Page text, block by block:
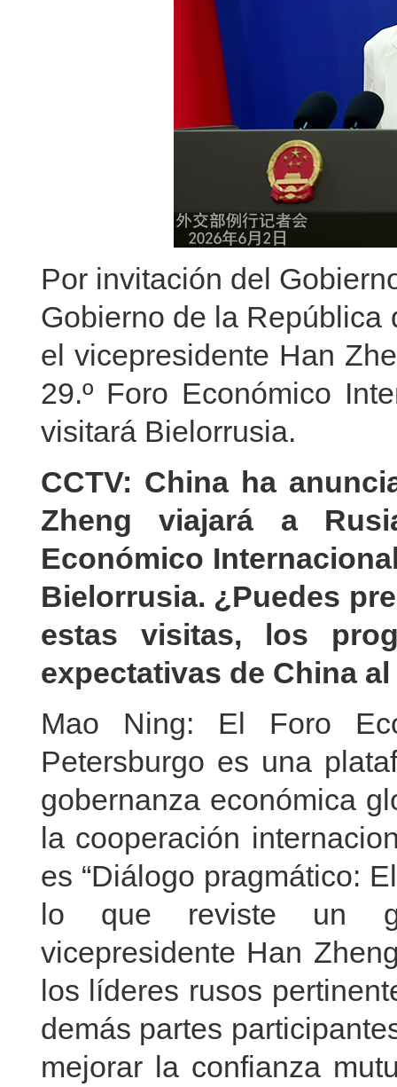
Por invitación del
Gobierno de la
el vicepresidente Han
29.º Foro Económico
visitará Bielorrusia.
CCTV: China ha
Zheng viajará a
Económico
Bielorrusia. ¿Puedes
estas visitas, los
expectativas de China
Mao Ning: El Foro
Petersburgo es una
gobernanza económica
la cooperación
es “Diálogo pragmático:
lo que reviste un
vicepresidente Han
los líderes rusos
demás partes
mejorar la confianza